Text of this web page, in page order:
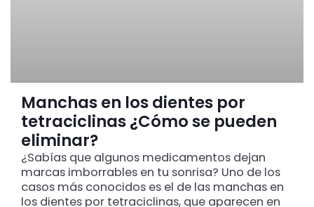
Manchas en los dientes por
tetraciclinas ¿Cómo se pueden
eliminar?
¿Sabías que algunos medicamentos dejan
marcas imborrables en tu sonrisa? Uno de los
casos más conocidos es el de las manchas en
los dientes por tetraciclinas, que aparecen en